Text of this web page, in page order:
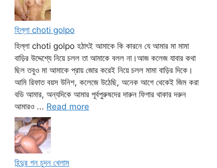
হিল্লা choti golpo
হিল্লা choti golpo হঠাৎই আমাকে কি কারনে যে আমার মা মামা
বাড়ির উদ্দেশ্যে নিয়ে চলল তা আমাকে বলল না।আজ কলেজ যাবার কথা
ছিল তবুও মা আমাকে প্রায় জোর করেই নিয়ে চলল মামা বাড়ির দিকে।
আমি রিফাত বয়স উনিশ, কলেজে উঠেছি, অনেক আগে থেকেই জিম করা
বডি আমার, অন্যদিকে আমার পূর্বপুরুষদের দারুন ফিগার থাকার দরুন
আমারও ... Read more
হিন্দুর গন চুদন খেলাম